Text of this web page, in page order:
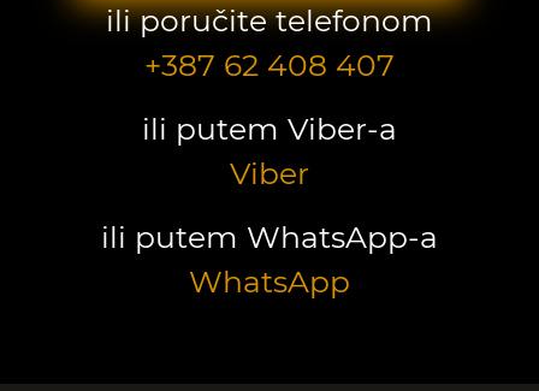
ili poručite telefonom
+387 62 408 407
ili putem Viber-a
Viber
ili putem WhatsApp-a
WhatsApp